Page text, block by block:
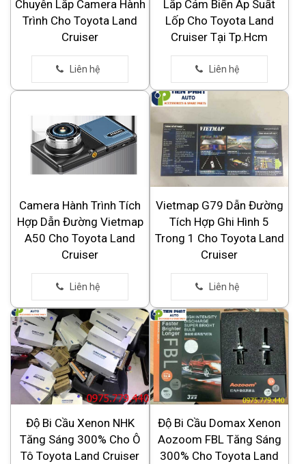
Chuyên Lắp Camera Hành
Trình Cho Toyota Land
Cruiser
Lắp Cảm Biến Áp Suất
Lốp Cho Toyota Land
Cruiser Tại Tp.Hcm
Camera Hành Trình Tích
Hợp Dẫn Đường Vietmap
A50 Cho Toyota Land
Cruiser
Vietmap G79 Dẫn Đường
Tích Hợp Ghi Hình 5
Trong 1 Cho Toyota Land
Cruiser
Độ Bi Cầu Xenon NHK
Tăng Sáng 300% Cho Ô
Tô Toyota Land Cruiser
Độ Bi Cầu Domax Xenon
Aozoom FBL Tăng Sáng
300% Cho Toyota Land